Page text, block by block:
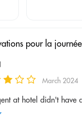
pour la journée
March 2024
at hotel didn't